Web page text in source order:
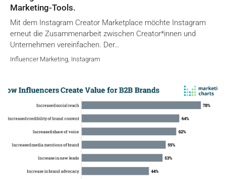
Marketing-Tools.
Mit dem Instagram Creator Marketplace möchte Instagram
erneut die Zusammenarbeit zwischen Creator*innen und
Unternehmen vereinfachen. Der…
Influencer Marketing Instagram